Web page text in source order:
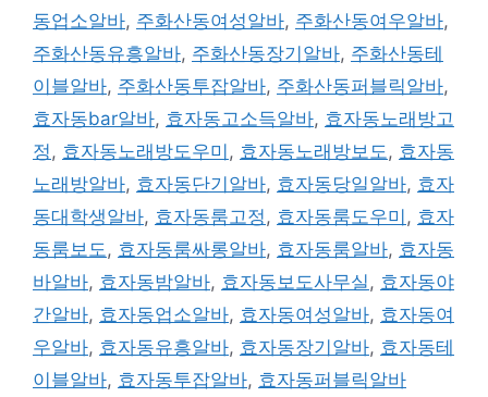
동업소알바, 주화산동여성알바, 주화산동여우알바,
주화산동유흥알바, 주화산동장기알바, 주화산동테
이블알바, 주화산동투잡알바, 주화산동퍼블릭알바,
효자동bar알바, 효자동고소득알바, 효자동노래방고
정 , 효자동노래방도우미 , 효자동노래방보도 , 효자동
노래방알바, 효자동단기알바, 효자동당일알바, 효자
동대학생알바, 효자동룸고정 , 효자동룸도우미 , 효자
동룸보도 , 효자동룸싸롱알바, 효자동룸알바, 효자동
바알바, 효자동밤알바, 효자동보도사무실 , 효자동야
간알바, 효자동업소알바, 효자동여성알바, 효자동여
우알바, 효자동유흥알바, 효자동장기알바, 효자동테
이블알바, 효자동투잡알바, 효자동퍼블릭알바